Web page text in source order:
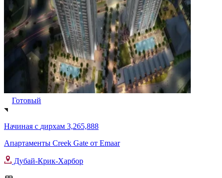
Готовый
Начиная с дирхам 3,265,888
Апартаменты Creek Gate от Emaar
Дубай-Крик-Харбор